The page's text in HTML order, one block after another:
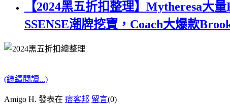
【2024黑五折扣整理】Mytheresa大
SSENSE潮牌挖寶，Coach大爆款
(繼續閱讀...)
Amigo H. 發表在 痞客邦 留言(0)